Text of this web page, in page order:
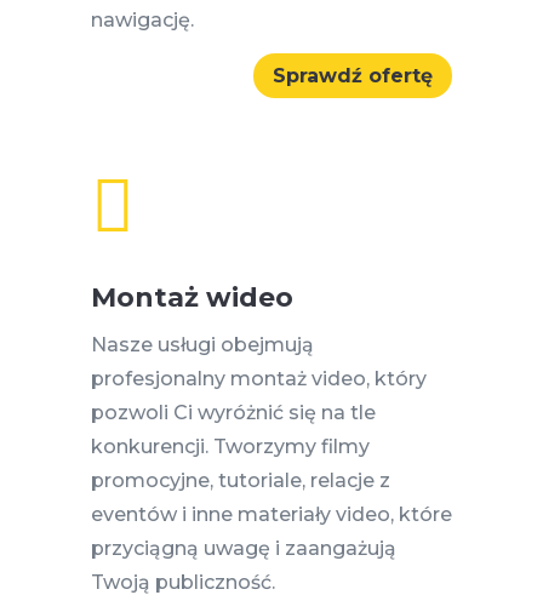
nawigację.
Sprawdź ofertę

Montaż wideo
Nasze usługi obejmują
profesjonalny montaż video, który
pozwoli Ci wyróżnić się na tle
konkurencji. Tworzymy filmy
promocyjne, tutoriale, relacje z
eventów i inne materiały video, które
przyciągną uwagę i zaangażują
Twoją publiczność.